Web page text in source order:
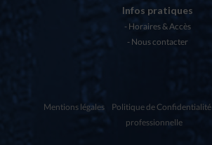
Infos pratiques
Horaires & Accès
Nous contacter
Mentions légales Politique de Confidentialité
professionnelle